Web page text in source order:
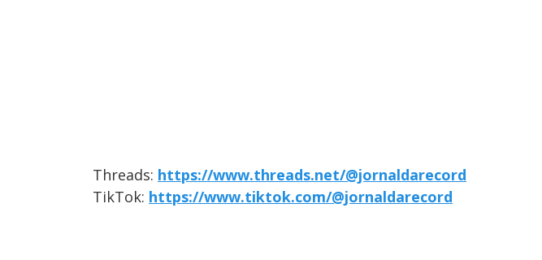
Threads: https://www.threads.net/@jornaldarecord
TikTok: https://www.tiktok.com/@jornaldarecord